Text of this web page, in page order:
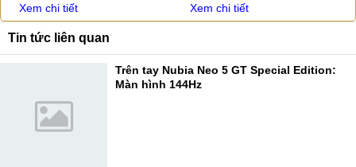
Xem chi tiết Xem chi tiết
Tin tức liên quan
Trên tay Nubia Neo 5 GT Special Edition:
Màn hình 144Hz